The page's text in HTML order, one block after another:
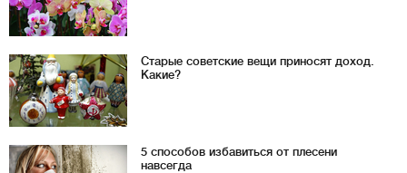
Старые советские вещи приносят доход.
Какие?
5 способов избавиться от плесени
навсегда